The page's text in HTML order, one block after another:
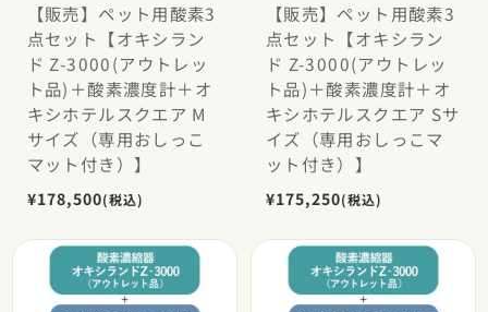
【販売】ペット用酸素3
点セット【オキシラン
ド Z-3000(アウトレッ
ト品)＋酸素濃度計＋オ
キシホテルスクエア M
サイズ（専用おしっこ
マット付き）】
¥178,500(税込)
【販売】ペット用酸素3
点セット【オキシラン
ド Z-3000(アウトレッ
ト品)＋酸素濃度計＋オ
キシホテルスクエア Sサ
イズ（専用おしっこマ
ット付き）】
¥175,250(税込)